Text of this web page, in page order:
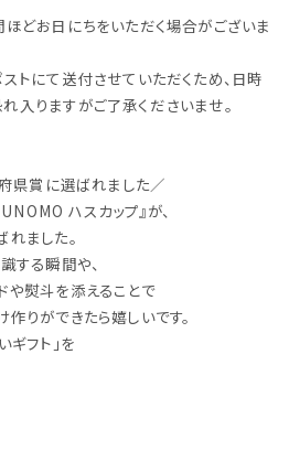
どお日にちをいただく場合がございま
トにて送付させていただくため、日時
入りますがご了承くださいませ。
県賞に選ばれました／
ハスカップ』が、
ました。
する瞬間や、
や熨斗を添えることで
りができたら嬉しいです。
ギフト」を